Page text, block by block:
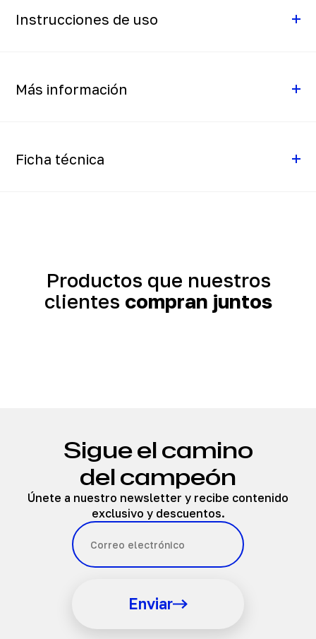
Instrucciones de uso
Más información
Ficha técnica
Productos que nuestros
clientes compran juntos
Sigue el camino
del campeón
Únete a nuestro newsletter y recibe contenido
exclusivo y descuentos.
Enviar